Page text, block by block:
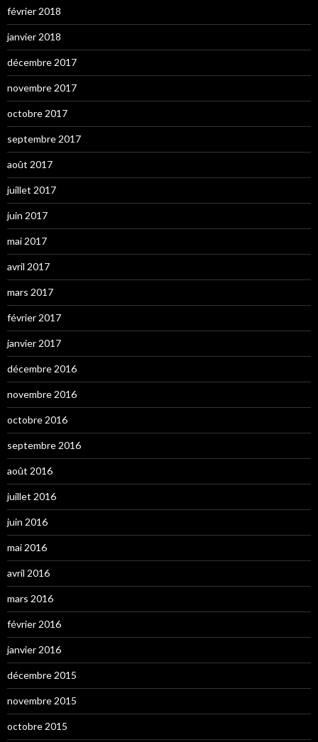
février 2018
janvier 2018
décembre 2017
novembre 2017
octobre 2017
septembre 2017
août 2017
juillet 2017
juin 2017
mai 2017
avril 2017
mars 2017
février 2017
janvier 2017
décembre 2016
novembre 2016
octobre 2016
septembre 2016
août 2016
juillet 2016
juin 2016
mai 2016
avril 2016
mars 2016
février 2016
janvier 2016
décembre 2015
novembre 2015
octobre 2015